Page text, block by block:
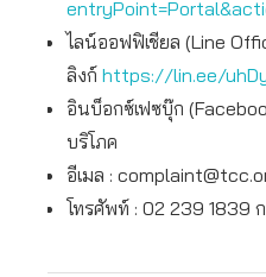
ไลน์ออฟฟิเชียล (Line
ลิงก์ https://lin.ee/
อินบ็อกซ์เฟซบุ๊ก
บริโภค
อีเมล :
โทรศัพท์ : 02 239 1839 ก